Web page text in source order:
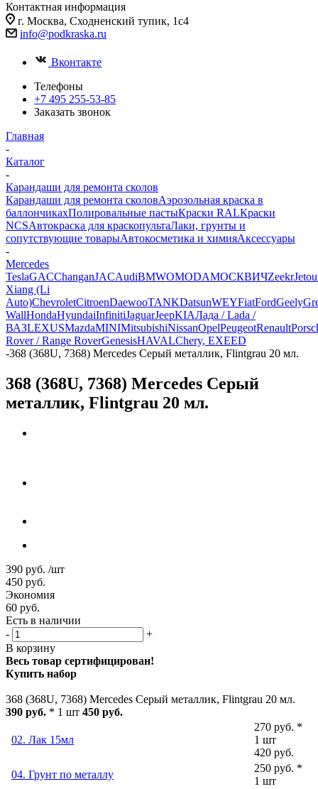
Контактная информация
г. Москва, Сходненский тупик, 1с4
info@podkraska.ru
Вконтакте
Телефоны
+7 495 255-53-85
Заказать звонок
Главная
-
Каталог
-
Карандаши для ремонта сколов
Карандаши для ремонта сколовАэрозольная краска в
баллончикахПолировальные пастыКраски RALКраски
NCSАвтокраска для краскопультаЛаки, грунты и
сопутствующие товарыАвтокосметика и химияАксессуары
-
Mercedes
TeslaGACChanganJACAudiBMWOMODAМОСКВИЧZeekr
Xiang (Li
Auto)ChevroletCitroenDaewooTANKDatsunWEYFiatFordGeely
WallHondaHyundaiInfinitiJaguarJeepKIAЛада / Lada /
ВАЗLEXUSMazdaMINIMitsubishiNissanOpelPeugeotRenault
Rover / Range RoverGenesisHAVALChery, EXEED
-368 (368U, 7368) Mercedes Серый металлик, Flintgrau 20 мл.
368 (368U, 7368) Mercedes Серый
металлик, Flintgrau 20 мл.
390 руб. /шт
450 руб.
Экономия
60 руб.
Есть в наличии
-
+
В корзину
Весь товар сертифицирован!
Купить набор
368 (368U, 7368) Mercedes Серый металлик, Flintgrau 20 мл.
390 руб. * 1 шт 450 руб.
02. Лак 15мл
270 руб. *
1 шт
420 руб.
04. Грунт по металлу
250 руб. *
1 шт